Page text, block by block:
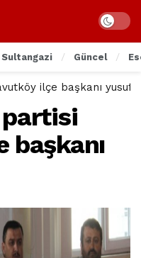
Sultangazi Güncel
ilçe başkanı yusuf
başkanı